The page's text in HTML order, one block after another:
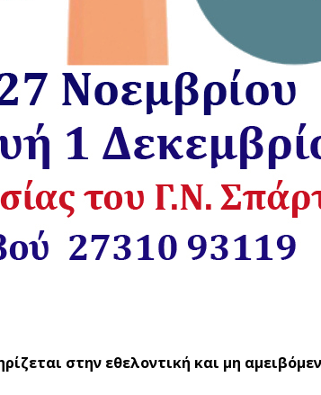
στην εθελοντική και μη